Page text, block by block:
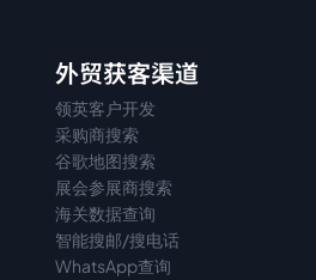
外贸获客渠道
领英客户开发
采购商搜索
谷歌地图搜索
展会参展商搜索
海关数据查询
智能搜邮/搜电话
WhatsApp查询